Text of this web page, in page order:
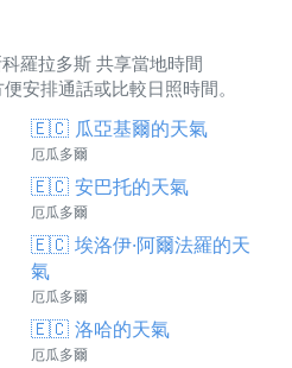
羅拉多斯 共享當地時間
排通話或比較日照時間。
🇪🇨 瓜亞基爾的天氣
厄瓜多爾
🇪🇨 安巴托的天氣
厄瓜多爾
🇪🇨 埃洛伊·阿爾法羅的天
氣
厄瓜多爾
🇪🇨 洛哈的天氣
厄瓜多爾